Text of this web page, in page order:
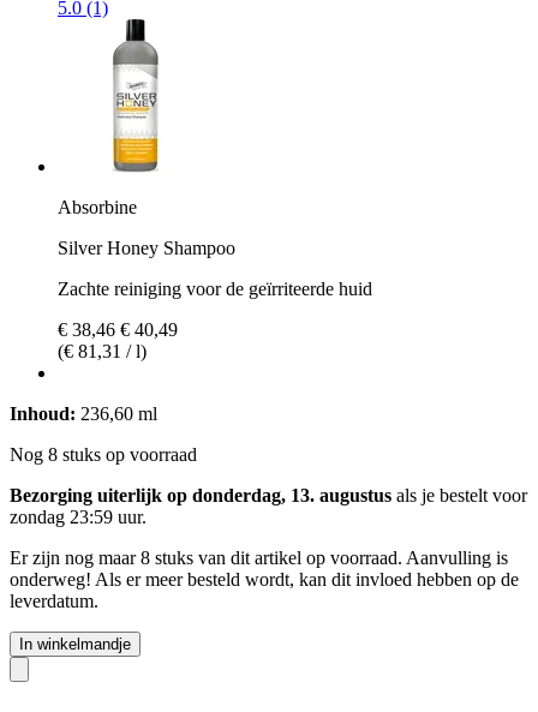
5.0 (1)
Absorbine
Silver Honey Shampoo
Zachte reiniging voor de geïrriteerde huid
€ 38,46 € 40,49
(€ 81,31 / l)
Inhoud: 236,60 ml
Nog 8 stuks op voorraad
Bezorging uiterlijk op donderdag, 13. augustus als je bestelt voor
zondag 23:59 uur.
Er zijn nog maar 8 stuks van dit artikel op voorraad. Aanvulling is
onderweg! Als er meer besteld wordt, kan dit invloed hebben op de
leverdatum.
In winkelmandje